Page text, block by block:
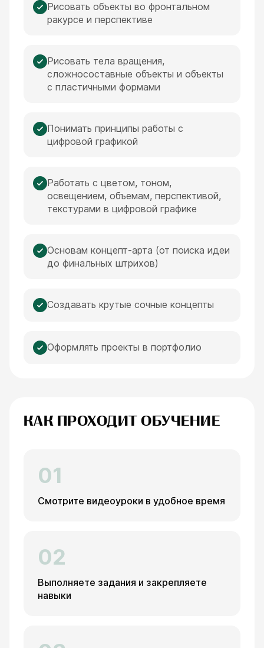
Рисовать объекты во фронтальном
ракурсе и перспективе
Рисовать тела вращения,
сложносоставные объекты и объекты
с пластичными формами
Понимать принципы работы с
цифровой графикой
Работать с цветом, тоном,
освещением, объемам, перспективой,
текстурами в цифровой графике
Основам концепт-арта (от поиска идеи
до финальных штрихов)
Создавать крутые сочные концепты
Оформлять проекты в портфолио
КАК ПРОХОДИТ ОБУЧЕНИЕ
01
Смотрите видеоуроки в удобное время
02
Выполняете задания и закрепляете
навыки